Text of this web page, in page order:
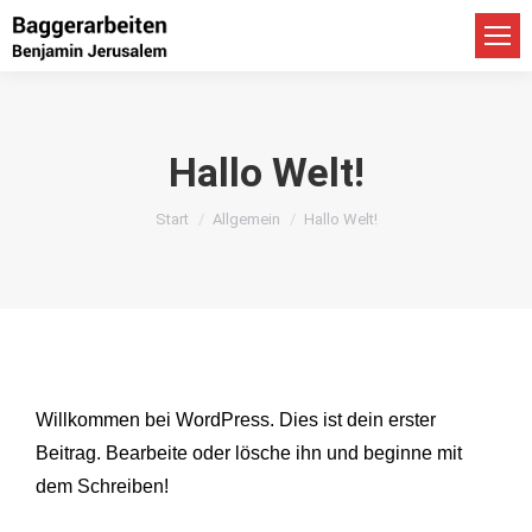
Hallo Welt!
Sie befinden sich hier:
Start Allgemein Hallo Welt!
Willkommen bei WordPress. Dies ist dein erster
Beitrag. Bearbeite oder lösche ihn und beginne mit
dem Schreiben!